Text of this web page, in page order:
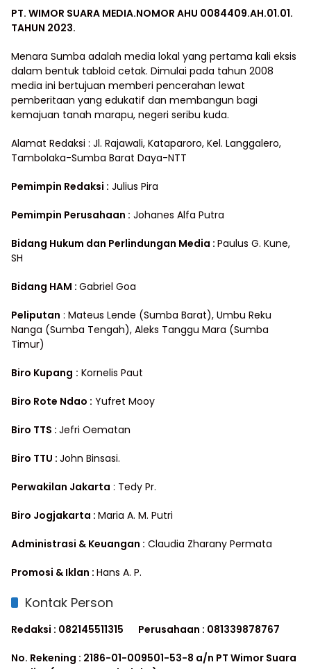
PT. WIMOR SUARA MEDIA.NOMOR AHU 0084409.AH.01.01.
TAHUN 2023.
Menara Sumba adalah media lokal yang pertama kali eksis
dalam bentuk tabloid cetak. Dimulai pada tahun 2008
media ini bertujuan memberi pencerahan lewat
pemberitaan yang edukatif dan membangun bagi
kemajuan tanah marapu, negeri seribu kuda.
Alamat Redaksi : Jl. Rajawali, Kataparoro, Kel. Langgalero,
Tambolaka-Sumba Barat Daya-NTT
Pemimpin Redaksi : Julius Pira
Pemimpin Perusahaan : Johanes Alfa Putra
Bidang Hukum dan Perlindungan Media : Paulus G. Kune,
SH
Bidang HAM : Gabriel Goa
Peliputan : Mateus Lende (Sumba Barat), Umbu Reku
Nanga (Sumba Tengah), Aleks Tanggu Mara (Sumba
Timur)
Biro Kupang : Kornelis Paut
Biro Rote Ndao : Yufret Mooy
Biro TTS : Jefri Oematan
Biro TTU : John Binsasi.
Perwakilan Jakarta : Tedy Pr.
Biro Jogjakarta : Maria A. M. Putri
Administrasi & Keuangan : Claudia Zharany Permata
Promosi & Iklan : Hans A. P.
Kontak Person
Redaksi : 082145511315 Perusahaan : 081339878767
No. Rekening : 2186-01-009501-53-8 a/n PT Wimor Suara